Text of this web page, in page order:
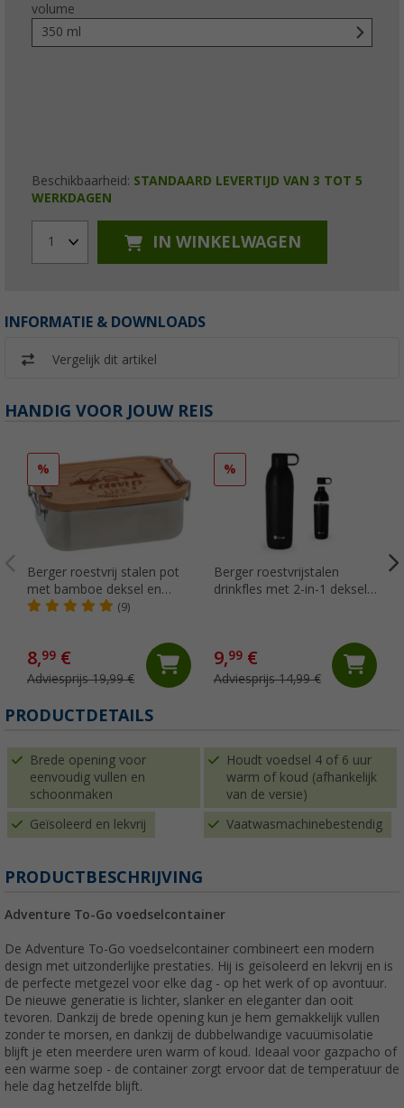
volume
350 ml
Beschikbaarheid: STANDAARD LEVERTIJD VAN 3 TOT 5
WERKDAGEN
1 IN WINKELWAGEN
INFORMATIE & DOWNLOADS
Vergelijk dit artikel
HANDIG VOOR JOUW REIS
%
Berger roestvrij stalen pot
met bamboe deksel en
hanger 800 ml (9)
8,99 €
Adviesprijs 19,99 €
%
Berger roestvrijstalen
drinkfles met 2-in-1 deksel
9,99€
Adviesprijs 14,99 €
PRODUCTDETAILS
Brede opening voor
eenvoudig vullen en
schoonmaken
Houdt voedsel 4 of 6 uur
warm of koud (afhankelijk
van de versie)
Geïsoleerd en lekvrij Vaatwasmachinebestendig
PRODUCTBESCHRIJVING
Adventure To-Go voedselcontainer
De Adventure To-Go voedselcontainer combineert een modern
design met uitzonderlijke prestaties. Hij is geïsoleerd en lekvrij en is
de perfecte metgezel voor elke dag - op het werk of op avontuur.
De nieuwe generatie is lichter, slanker en eleganter dan ooit
tevoren. Dankzij de brede opening kun je hem gemakkelijk vullen
zonder te morsen, en dankzij de dubbelwandige vacuümisolatie
blijft je eten meerdere uren warm of koud. Ideaal voor gazpacho of
een warme soep - de container zorgt ervoor dat de temperatuur de
hele dag hetzelfde blijft.